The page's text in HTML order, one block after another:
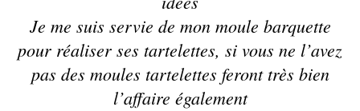
Je me suis servie de mon moule barquette
pour réaliser ses tartelettes, si vous ne l’avez
pas des moules tartelettes feront très bien
l’affaire également